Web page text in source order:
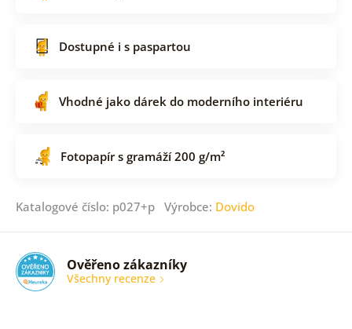
Dostupné i s paspartou
Vhodné jako dárek do moderního interiéru
Fotopapír s gramáží 200 g/m²
Katalogové číslo: p027+p Výrobce: Dovido
Ověřeno zákazníky
Všechny recenze